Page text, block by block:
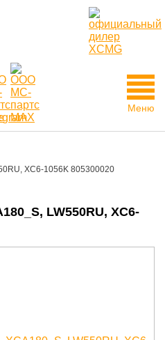
Меню
XC6-1056K 805300020
LW550RU, XC6-